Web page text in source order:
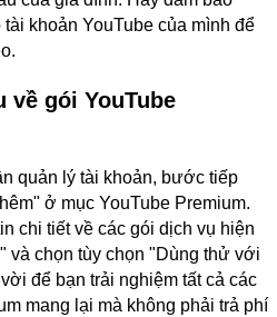
khoản YouTube của mình để
về gói YouTube
quản lý tài khoản, bước tiếp
ở mục YouTube Premium.
chi tiết về các gói dịch vụ hiện
và chọn tùy chọn "Dùng thử với
để bạn trải nghiệm tất cả các
mang lại mà không phải trả phí